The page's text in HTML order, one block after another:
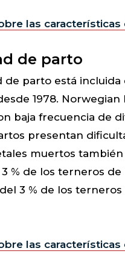
las
de parto
de parto está
1978.
baja frecuencia de
presentan
muertos
% de los terneros
3 % de los
las